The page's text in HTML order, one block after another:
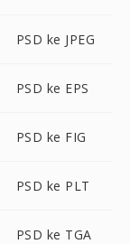
PSD ke JPEG
PSD ke EPS
PSD ke FIG
PSD ke PLT
PSD ke TGA